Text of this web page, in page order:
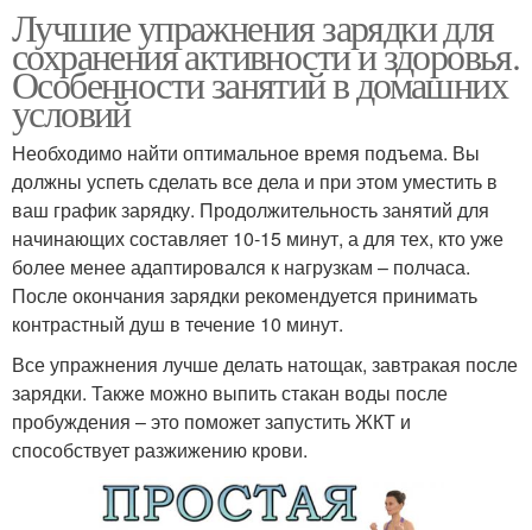
Лучшие упражнения зарядки для
сохранения активности и здоровья.
Особенности занятий в домашних
условий
Необходимо найти оптимальное время подъема. Вы
должны успеть сделать все дела и при этом уместить в
ваш график зарядку. Продолжительность занятий для
начинающих составляет 10-15 минут, а для тех, кто уже
более менее адаптировался к нагрузкам – полчаса.
После окончания зарядки рекомендуется принимать
контрастный душ в течение 10 минут.
Все упражнения лучше делать натощак, завтракая после
зарядки. Также можно выпить стакан воды после
пробуждения – это поможет запустить ЖКТ и
способствует разжижению крови.